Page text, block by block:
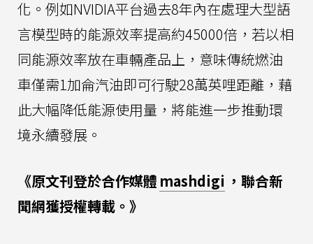
化。例如NVIDIA平台過去8年內在處理大型語
言模型時的能源效率提高約45000倍，若以相
同能源效率放在車輛產品上，意味傳統燃油
車僅需1加侖汽油即可行駛28萬英哩距離，藉
此大幅降低能源使用量，將能進一步推動環
境永續發展。
《原文刊登於合作媒體 mashdigi ，聯合新
聞網獲授權轉載。》